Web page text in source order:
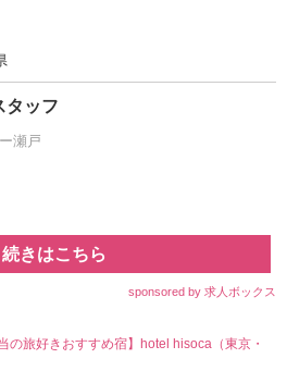
タッフ
瀬戸
続きはこちら
sponsored by 求人ボックス
当の旅好きおすすめ宿】hotel hisoca（東京・